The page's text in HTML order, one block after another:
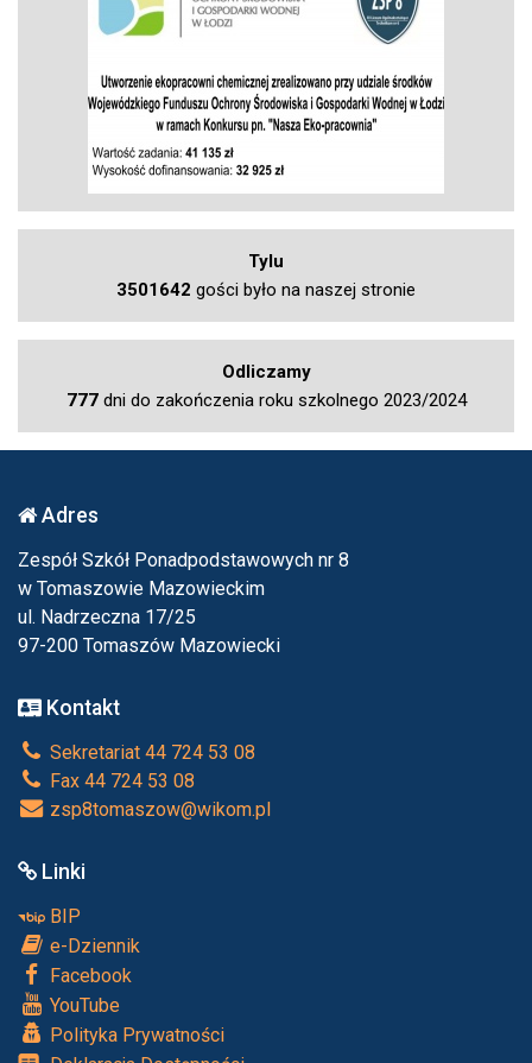
Tylu
3501642 gości było na naszej stronie
Odliczamy
777dni do zakończenia roku szkolnego 2023/2024
Adres
Zespół Szkół Ponadpodstawowych nr 8
w Tomaszowie Mazowieckim
ul. Nadrzeczna 17/25
97-200 Tomaszów Mazowiecki
Kontakt
Sekretariat 44 724 53 08
Fax 44 724 53 08
zsp8tomaszow@wikom.pl
Linki
BIP
e-Dziennik
Facebook
YouTube
Polityka Prywatności